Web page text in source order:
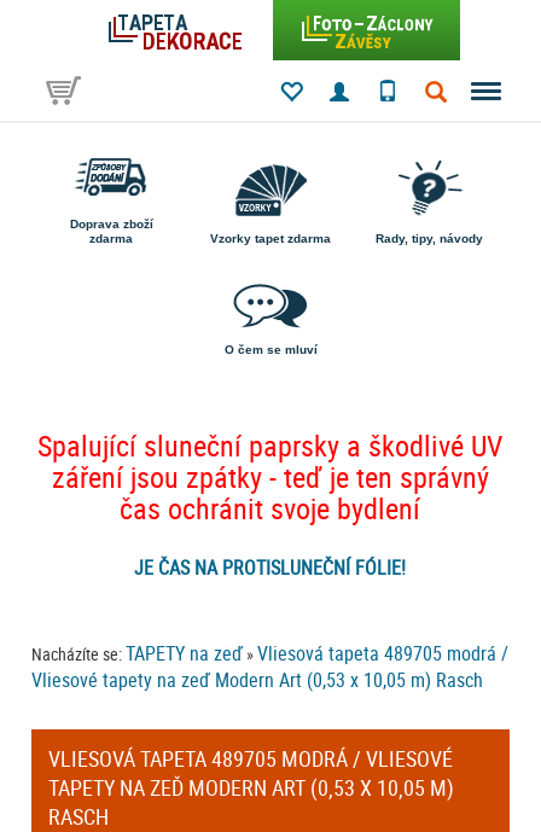
Doprava zboží
zdarma
Vzorky tapet zdarma Rady, tipy, návody
O čem se mluví
Spalující sluneční paprsky a škodlivé UV
záření jsou zpátky - teď je ten správný
čas ochránit svoje bydlení
JE ČAS NA PROTISLUNEČNÍ FÓLIE!
Nacházíte se:TAPETY na zeď »Vliesová tapeta 489705 modrá /
Vliesové tapety na zeď Modern Art (0,53 x 10,05 m) Rasch
VLIESOVÁ TAPETA 489705 MODRÁ / VLIESOVÉ
TAPETY NA ZEĎ MODERN ART (0,53 X 10,05 M)
RASCH